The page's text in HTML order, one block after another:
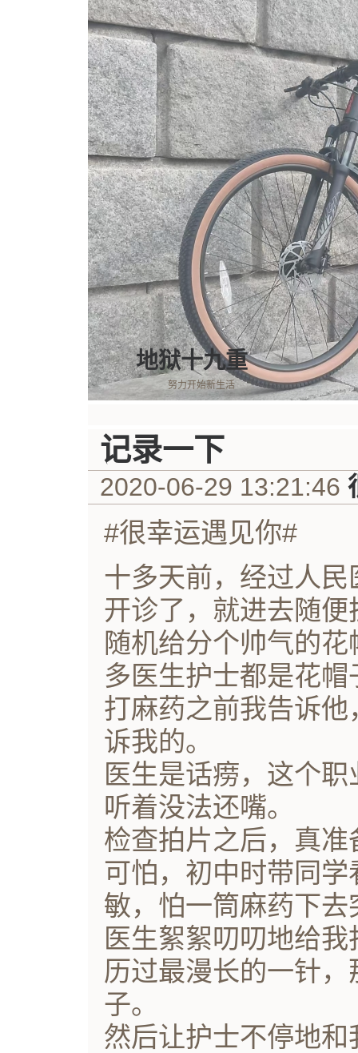
地狱十九重
努力开始新生活
记录一下
2020-06-29 13:21:46
#很幸运遇见你#
十多天前，经过人
开诊了，就进去随
随机给分个帅气的
多医生护士都是花帽
打麻药之前我告诉
诉我的。
医生是话痨，这个
听着没法还嘴。
检查拍片之后，真
可怕，初中时带同
敏，怕一筒麻药下
医生絮絮叨叨地给
历过最漫长的一针
子。
然后让护士不停地和